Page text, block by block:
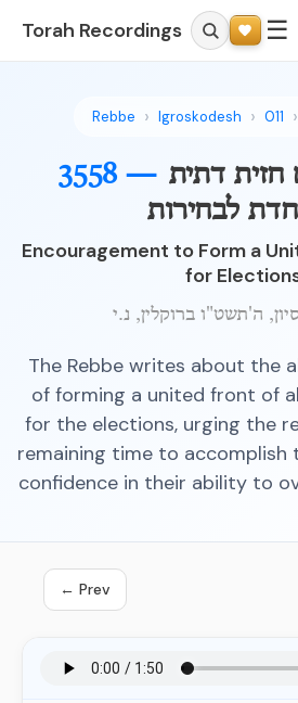
Torah Recordings ☰
Rebbe Igroskodesh 011
3558 — חזית דתית
לבחירות
Encouragement to Form a
for
The Rebbe writes about the
of forming a united front of
for the elections, urging the
remaining time to accomplish
confidence in their ability to
← Prev